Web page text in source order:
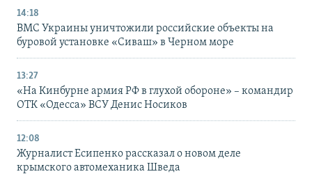
14:18
ВМС Украины уничтожили российские объекты на
буровой установке «Сиваш» в Черном море
13:27
«На Кинбурне армия РФ в глухой обороне» – командир
ОТК «Одесса» ВСУ Денис Носиков
12:08
Журналист Есипенко рассказал о новом деле
крымского автомеханика Шведа